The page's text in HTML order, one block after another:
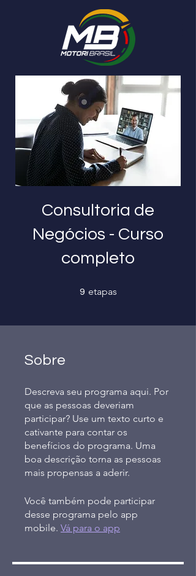
Consultoria de
Negócios - Curso
completo
9 etapas
Sobre
Descreva seu programa aqui. Por
que as pessoas deveriam
participar? Use um texto curto e
cativante para contar os
benefícios do programa. Uma
boa descrição torna as pessoas
mais propensas a aderir.
Você também pode participar
desse programa pelo app
mobile. Vá para o app